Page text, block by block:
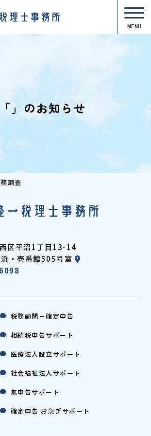
MENU
「」のお知らせ
調査
区平沼1丁目13-14
・壱番館505号室
税務顧問＋確定申告
相続税申告サポート
医療法人設立サポート
社会福祉法人サポート
無申告サポート
確定申告 お急ぎサポート